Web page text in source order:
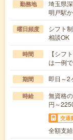
勤務地
埼玉県
明戸駅
曜日頻度
シフト
相談OK
時間
【シフ
は一例
期間 即日～2
時給
無資格
円～
交通
全額支給